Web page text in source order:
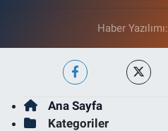
Haber Yazılımı:
Ana Sayfa
Kategoriler